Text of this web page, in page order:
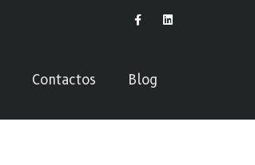
Contactos Blog